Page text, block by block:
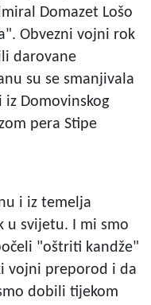
Domazet Lošo
Obvezni vojni rok
darovane
su se smanjivala
Domovinskog
pera Stipe
i iz temelja
u svijetu. I mi smo
"oštriti kandže"
vojni preporod i da
dobili tijekom